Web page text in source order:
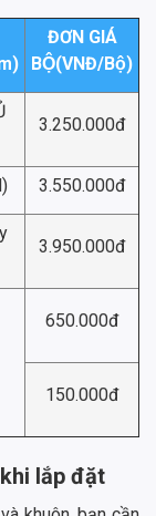
ĐƠN GIÁ
BỘ(VNĐ/Bộ)
3.250.000đ
3.550.000đ
3.950.000đ
650.000đ
150.000đ
lắp đặt